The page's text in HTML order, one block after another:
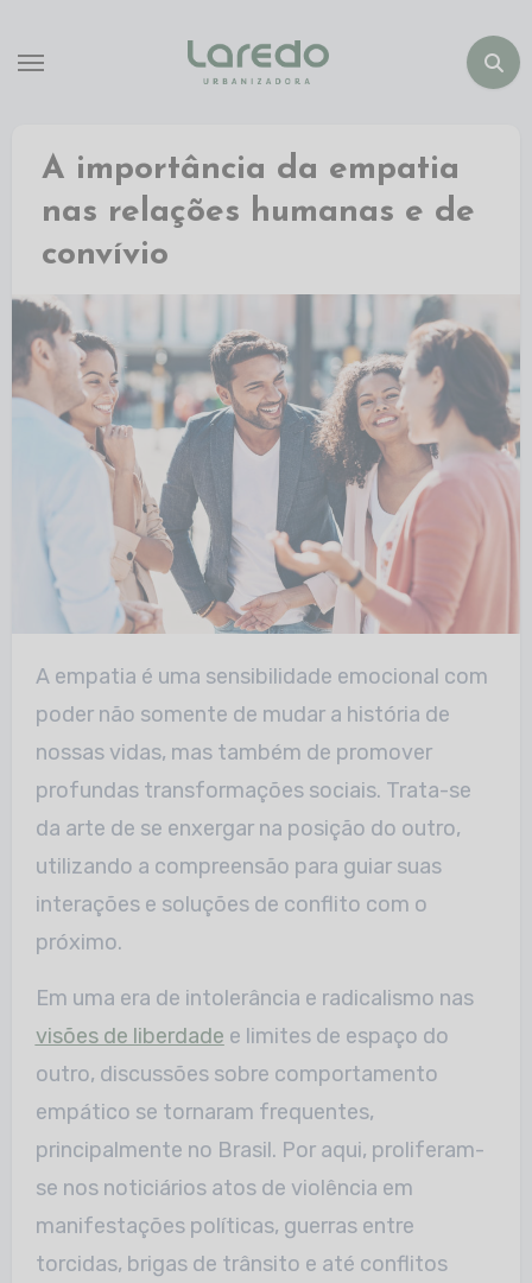
A importância da empatia
nas relações humanas e de
convívio
A empatia é uma sensibilidade emocional com
poder não somente de mudar a história de
nossas vidas, mas também de promover
profundas transformações sociais. Trata-se
da arte de se enxergar na posição do outro,
utilizando a compreensão para guiar suas
interações e soluções de conflito com o
próximo.
Em uma era de intolerância e radicalismo nas
visões de liberdade e limites de espaço do
outro, discussões sobre comportamento
empático se tornaram frequentes,
principalmente no Brasil. Por aqui, proliferam-
se nos noticiários atos de violência em
manifestações políticas, guerras entre
torcidas, brigas de trânsito e até conflitos